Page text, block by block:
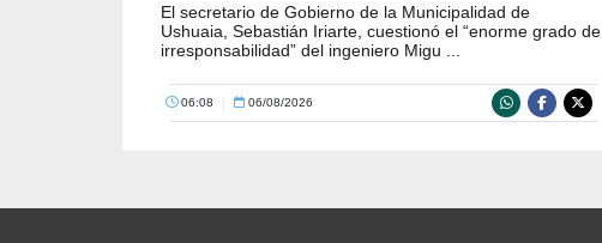
El secretario de Gobierno de la Municipalidad de
Ushuaia, Sebastián Iriarte, cuestionó el “enorme grado de
irresponsabilidad” del ingeniero Migu ...
06:08 | 06/08/2026